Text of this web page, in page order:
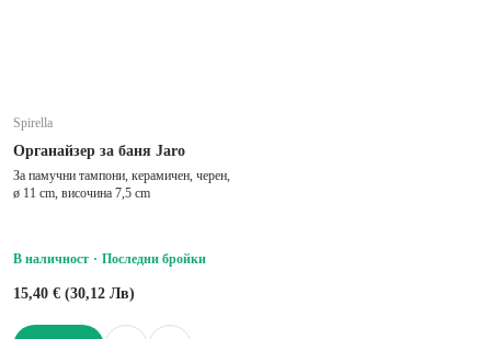
Spirella
Органайзер за баня Jaro
За памучни тампони, керамичен, черен,
ø 11 cm, височина 7,5 cm
В наличност Последни бройки
15,40 € (30,12 Лв)